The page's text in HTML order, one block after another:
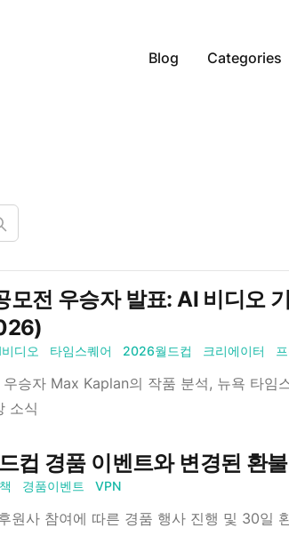
Blog Categories
전 우승자 발표: AI 비디오
디오 타임스퀘어 2026월드컵 크리에이터
승자 Max Kaplan의 작품 분석, 뉴욕 타임
소식
경품 이벤트와 변경된 환
경품이벤트 VPN
원사 참여에 따른 경품 행사 진행 및 30일